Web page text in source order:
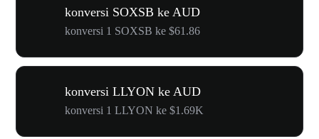
konversi SOXSB ke AUD
konversi 1 SOXSB ke $61.86
konversi LLYON ke AUD
konversi 1 LLYON ke $1.69K